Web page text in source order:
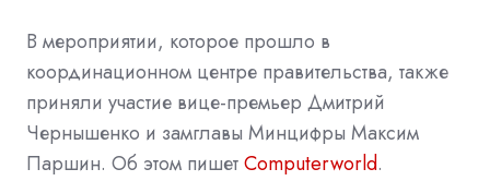
В мероприятии, которое прошло в
координационном центре правительства, также
приняли участие вице-премьер Дмитрий
Чернышенко и замглавы Минцифры Максим
Паршин. Об этом пишетComputerworld.